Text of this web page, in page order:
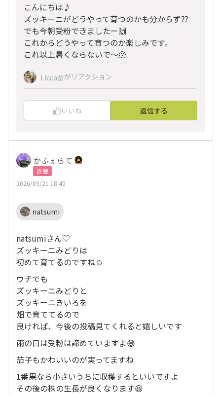
こんにちは♪
ズッキーニがどうやって育つのかも分からず⁇
でも今朝受粉できましたー🙌
これからどうやって育つのか楽しみです。
これ以上暑くならないで〜🫠
Licca🌼がリアクション
いいね 返信する
かふぇらて
近畿
2026/05/21 18:40
natsumi
natsumiさん♡
ズッキーニみどりは
初めて育てるのですね☺️
ウチでも
ズッキーニみどりと
ズッキーニきいろを
畑で育ててるので
良ければ、今後の投稿見てくれると嬉しいです
雨の日は受粉は諦めていますよ😅
茄子もかわいいのが実ってますね
1番果なら小さいうちに収穫するといいですよ
その後の株の生長が良くなります😆